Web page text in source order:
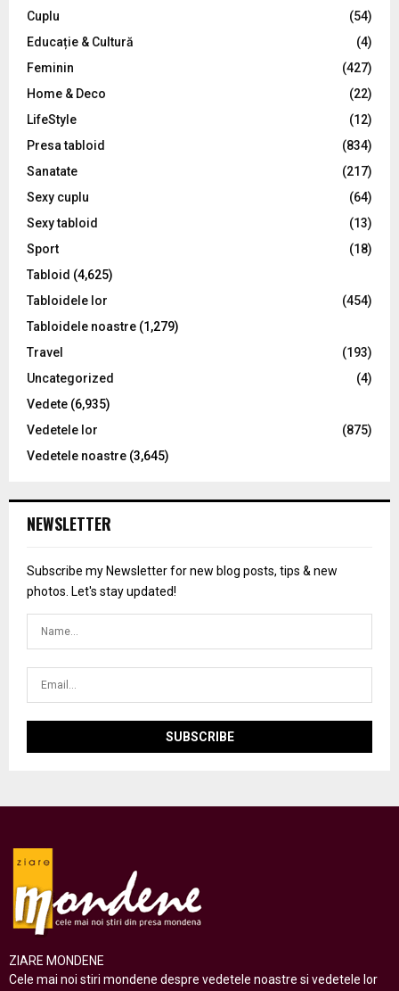
C
Cuplu
(54)
Educație & Cultură
(4)
Feminin
(427)
Home & Deco
(22)
LifeStyle
(12)
Presa tabloid
(834)
Sanatate
(217)
Sexy cuplu
(64)
Sexy tabloid
(13)
Sport
(18)
Tabloid (4,625)
Tabloidele lor
(454)
Tabloidele noastre (1,279)
Travel
(193)
Uncategorized
(4)
Vedete (6,935)
Vedetele lor
(875)
Vedetele noastre (3,645)
NEWSLETTER
Subscribe my Newsletter for new blog posts, tips & new
photos. Let's stay updated!
ZIARE MONDENE
Cele mai noi stiri mondene despre vedetele noastre si vedetele lor